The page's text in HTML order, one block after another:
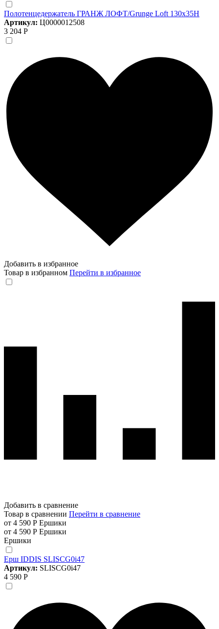
Полотенцедержатель ГРАНЖ ЛОФТ/Grunge Loft 130х35Н
Артикул: Ц0000012508
3 204 Р
Добавить в избранное
Товар в избранном Перейти в избранное
Добавить в сравнение
Товар в сравнении Перейти в сравнение
от 4 590 Р Ершики
от 4 590 Р Ершики
Ершики
Ерш IDDIS SLISCG0i47
Артикул: SLISCG0i47
4 590 Р